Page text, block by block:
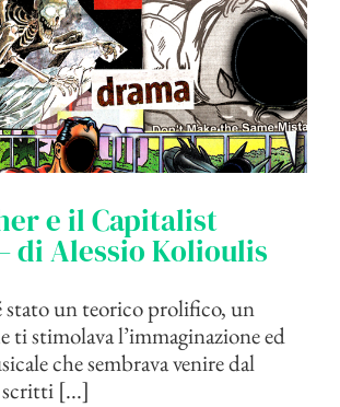
e il Capitalist
di Alessio Kolioulis
stato un teorico prolifico, un
ti stimolava l’immaginazione ed
che sembrava venire dal
[...]